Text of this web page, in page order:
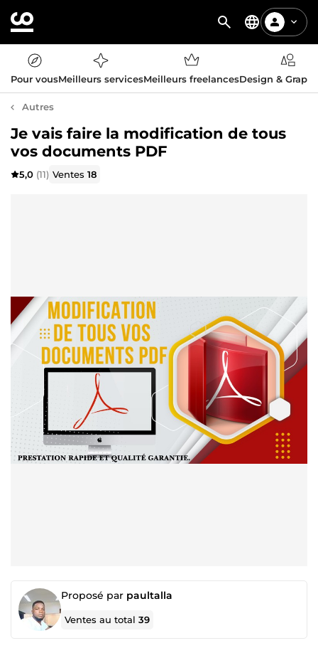
Pour vousMeilleurs servicesMeilleurs freelancesDesign &
Autres
Je vais faire la modification de tous
vos documents PDF
5,0 (11) Ventes18
Proposé par paultalla
Ventes au total39